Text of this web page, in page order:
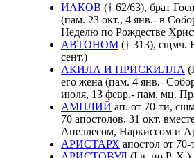
ИАКОВ († 62/63), брат
(пам. 23 окт., 4 янв.- в
Неделю по Рождестве
АВТОНОМ († 313), сщмч.
сент.)
АКИЛА И ПРИСКИЛЛА
его жена (пам. 4 янв.-
июля, 13 февр.- пам. мц.
АМПЛИЙ ап. от 70-ти,
70 апостолов, 31 окт.
Апеллесом, Наркиссом и
АРИСТАРХ апостол от 70-